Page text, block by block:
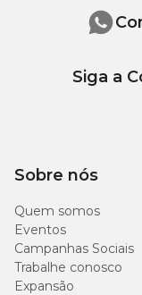
Sobre nós
Quem somos
Eventos
Campanhas Sociais
Trabalhe conosco
Expansão
Siga a